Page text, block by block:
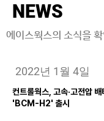
NEWS
에이스웍스의 소식을
2022년 1월 4일
컨트롤웍스, 고속·고전압 배
'BCM-H2' 출시